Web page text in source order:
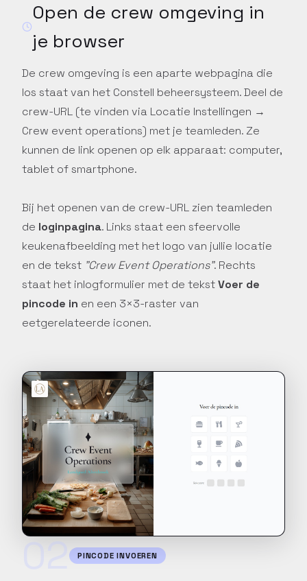
PERSOONLIJK
Vraag een
persoonlijke training
aan
Laat een Constell-specialist
jouw team begeleiden op
Open de crew omgeving in
je browser
De crew omgeving is een aparte webpagina die
los staat van het Constell beheersysteem. Deel de
crew-URL (te vinden via Locatie Instellingen →
Crew event operations) met je teamleden. Ze
kunnen de link openen op elk apparaat: computer,
tablet of smartphone.
Bij het openen van de crew-URL zien teamleden
de loginpagina. Links staat een sfeervolle
keukenafbeelding met het logo van jullie locatie
en de tekst "Crew Event Operations". Rechts
staat het inlogformulier met de tekstVoer de
pincode in en een 3×3-raster van
eetgerelateerde iconen.
02 PINCODE INVOEREN